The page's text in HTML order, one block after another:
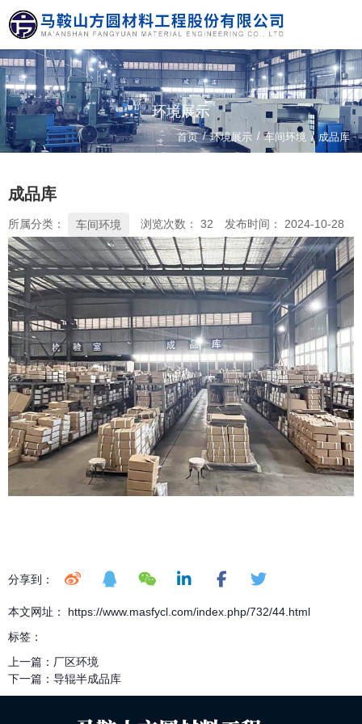
环境展示
首页/环境展示 / 车间环境 / 成品库
成品库
所属分类： 车间环境 浏览次数： 32 发布时间： 2024-10-28
分享到：
本文网址： https://www.masfycl.com/index.php/732/44.html
标签：
上一篇： 厂区环境
下一篇： 导辊半成品库